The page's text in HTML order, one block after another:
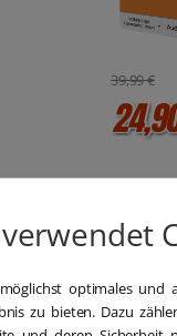
39,99 €
optimales und
zu bieten. Dazu